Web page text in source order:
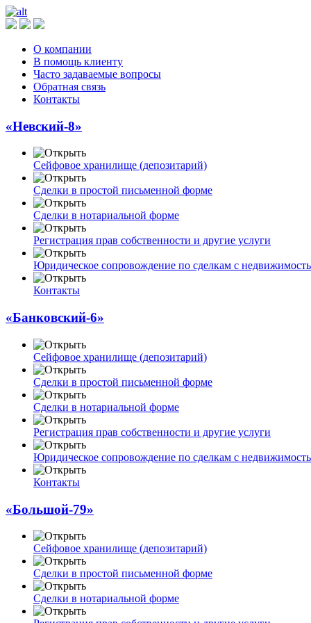
О компании
В помощь клиенту
Часто задаваемые вопросы
Обратная связь
Контакты
«Невский-8»
Сейфовое хранилище (депозитарий)
Сделки в простой письменной форме
Сделки в нотариальной форме
Регистрация прав собственности и другие услуги
Юридическое сопровождение по сделкам с
Контакты
«Банковский-6»
Сейфовое хранилище (депозитарий)
Сделки в простой письменной форме
Сделки в нотариальной форме
Регистрация прав собственности и другие услуги
Юридическое сопровождение по сделкам с
Контакты
«Большой-79»
Сейфовое хранилище (депозитарий)
Сделки в простой письменной форме
Сделки в нотариальной форме